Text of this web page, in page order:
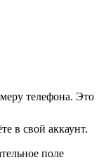
телефона. Это
в свой аккаунт.
поле